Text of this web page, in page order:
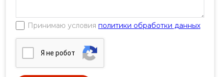
Принимаю условия политики обработки данных
Я нe poбoт